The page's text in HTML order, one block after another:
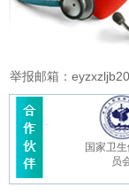
举报邮箱：
国家卫
员